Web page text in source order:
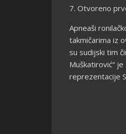
7. Otvoreno
Apneaši
takmičarima iz
su sudijski tim
Muškatirović“
reprezentacije